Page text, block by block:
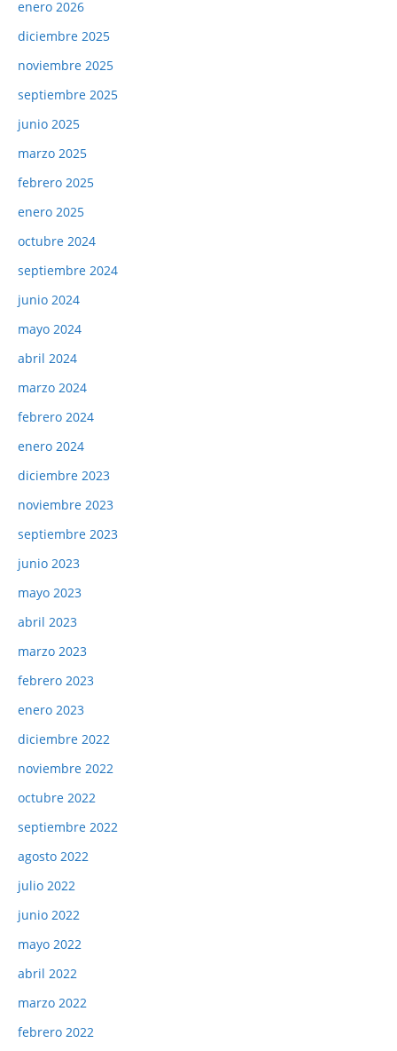
enero 2026
diciembre 2025
noviembre 2025
septiembre 2025
junio 2025
marzo 2025
febrero 2025
enero 2025
octubre 2024
septiembre 2024
junio 2024
mayo 2024
abril 2024
marzo 2024
febrero 2024
enero 2024
diciembre 2023
noviembre 2023
septiembre 2023
junio 2023
mayo 2023
abril 2023
marzo 2023
febrero 2023
enero 2023
diciembre 2022
noviembre 2022
octubre 2022
septiembre 2022
agosto 2022
julio 2022
junio 2022
mayo 2022
abril 2022
marzo 2022
febrero 2022